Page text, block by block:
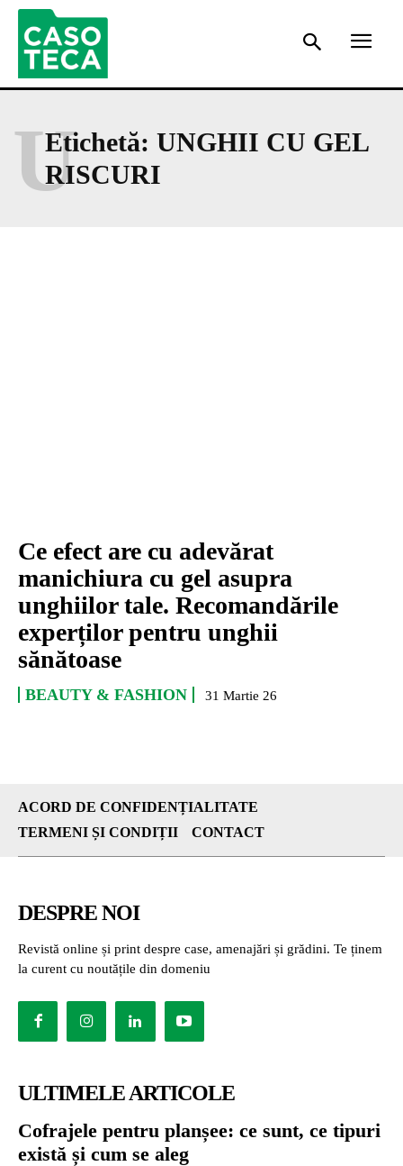
Etichetă: UNGHII CU GEL
RISCURI
U
Ce efect are cu adevărat
manichiura cu gel asupra
unghiilor tale. Recomandările
experților pentru unghii
sănătoase
BEAUTY & FASHION 31 Martie 26
ACORD DE CONFIDENȚIALITATE
TERMENI ȘI CONDIȚII
CONTACT
DESPRE NOI
Revistă online și print despre case, amenajări și grădini. Te ținem
la curent cu noutățile din domeniu
ULTIMELE ARTICOLE
Cofrajele pentru planșee: ce sunt, ce tipuri
există și cum se aleg